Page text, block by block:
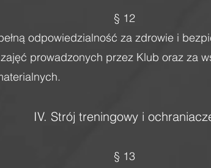
§ 12
odpowiedzialność za zdrowie i
prowadzonych przez Klub oraz za
IV. Strój treningowy i
§ 13